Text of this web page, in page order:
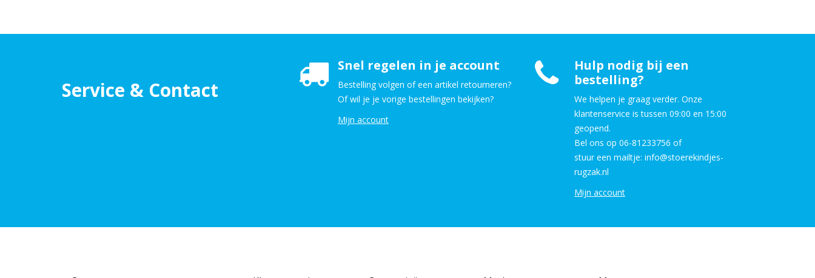
Service & Contact
Snel regelen in je account
Bestelling volgen of een artikel retourneren?
Of wil je je vorige bestellingen bekijken?
Mijn account
Hulp nodig bij een
bestelling?
We helpen je graag verder. Onze
klantenservice is tussen 09:00 en 15:00
geopend.
Bel ons op 06-81233756 of
stuur een mailtje: info@stoerekindjes-
rugzak.nl
Mijn account